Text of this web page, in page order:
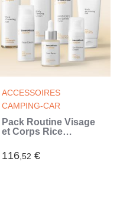
ACCESSOIRES
CAMPING-CAR
Pack Routine Visage
et Corps Rice
116,52 €